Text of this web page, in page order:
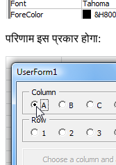
परिणाम इस प्रकार होगा: